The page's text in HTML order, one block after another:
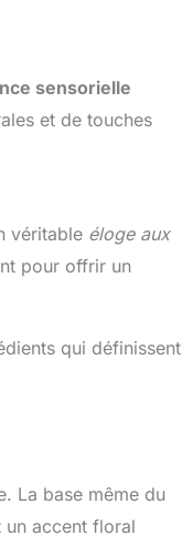
sensorielle
et de touches
véritable éloge aux
pour offrir un
qui définissent
La base même du
accent floral